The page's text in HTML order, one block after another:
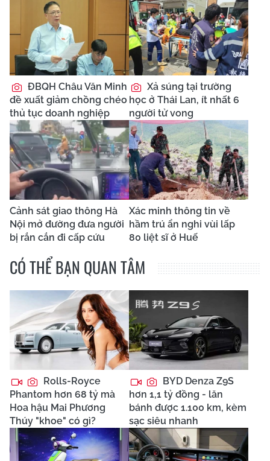
ĐBQH Châu Văn Minh
đề xuất giảm chồng chéo
thủ tục doanh nghiệp
Xả súng tại trường
học ở Thái Lan, ít nhất 6
người tử vong
Cảnh sát giao thông Hà
Nội mở đường đưa người
bị rắn cắn đi cấp cứu
Xác minh thông tin về
hầm trú ẩn nghi vùi lấp
80 liệt sĩ ở Huế
CÓ THỂ BẠN QUAN TÂM
Rolls-Royce
Phantom hơn 68 tỷ mà
Hoa hậu Mai Phương
Thúy "khoe" có gì?
BYD Denza Z9S
hơn 1,1 tỷ đồng - lăn
bánh được 1.100 km, kèm
sạc siêu nhanh